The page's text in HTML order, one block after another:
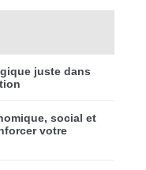
juste dans
social et
votre